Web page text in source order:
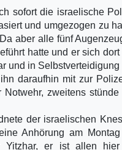
sofort die israelische
und umgezogen zu
aber alle fünf
hatte und er sich
und in
daraufhin mit zur
Notwehr, zweitens
der israelischen
Anhörung am
Yitzhar, er ist allen